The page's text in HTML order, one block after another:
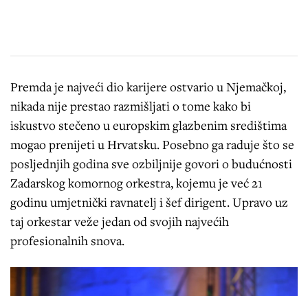
Premda je najveći dio karijere ostvario u Njemačkoj,
nikada nije prestao razmišljati o tome kako bi
iskustvo stečeno u europskim glazbenim središtima
mogao prenijeti u Hrvatsku. Posebno ga raduje što se
posljednjih godina sve ozbiljnije govori o budućnosti
Zadarskog komornog orkestra, kojemu je već 21
godinu umjetnički ravnatelj i šef dirigent. Upravo uz
taj orkestar veže jedan od svojih najvećih
profesionalnih snova.